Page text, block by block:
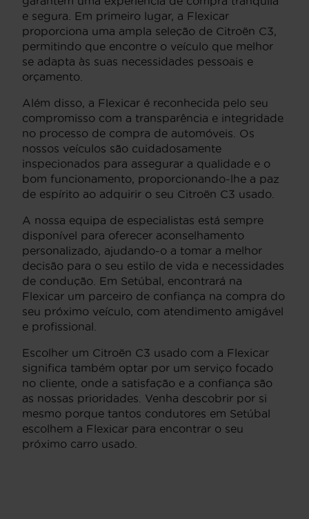
e segura. Em primeiro lugar, a Flexicar
proporciona uma ampla seleção de Citroën C3,
permitindo que encontre o veículo que melhor
se adapta às suas necessidades pessoais e
orçamento.
Além disso, a Flexicar é reconhecida pelo seu
compromisso com a transparência e integridade
no processo de compra de automóveis. Os
nossos veículos são cuidadosamente
inspecionados para assegurar a qualidade e o
bom funcionamento, proporcionando-lhe a paz
de espírito ao adquirir o seu Citroën C3 usado.
A nossa equipa de especialistas está sempre
disponível para oferecer aconselhamento
personalizado, ajudando-o a tomar a melhor
decisão para o seu estilo de vida e necessidades
de condução. Em Setúbal, encontrará na
Flexicar um parceiro de confiança na compra do
seu próximo veículo, com atendimento amigável
e profissional.
Escolher um Citroën C3 usado com a Flexicar
significa também optar por um serviço focado
no cliente, onde a satisfação e a confiança são
as nossas prioridades. Venha descobrir por si
mesmo porque tantos condutores em Setúbal
escolhem a Flexicar para encontrar o seu
próximo carro usado.